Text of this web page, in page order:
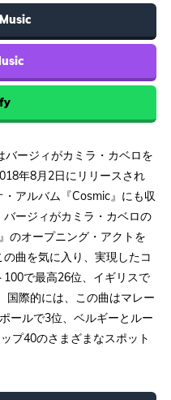
バージィがカミラ・カベロを
年8月2日にリリースされ
アルバム『Cosmic』にも収
ージィがカミラ・カベロの
のオープニング・アクトを
曲を気に入り、実現したコ
で最高26位、イギリスで
国際的には、この曲はマレー
ールで3位、ベルギーとルー
プ40のさまざまなスポット